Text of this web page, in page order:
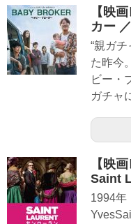
【映
カー
“親ガ
た昨今
ビー・
ガチャ
【映
Saint
1994年